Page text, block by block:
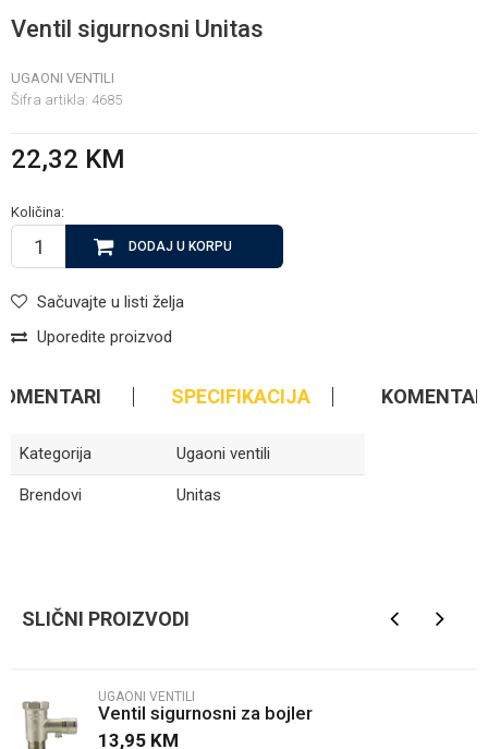
Ventil sigurnosni Unitas
UGAONI VENTILI
Šifra artikla: 4685
22,32 KM
Količina:
DODAJ U KORPU
Sačuvajte u listi želja
Uporedite proizvod
SPECIFIKACIJA
Kategorija Ugaoni ventili
Brendovi Unitas
Poruka
SLIČNI PROIZVODI
UGAONI VENTILI
Ventil sigurnosni za bojler
13,95 KM